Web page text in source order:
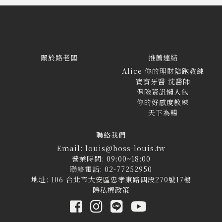
關於路老闆
推薦連結
Alice 你的理財陪跑教練
寶寶牙醫 沈醫師
保險資訊懶人包
你的好感度教練
天下為暢
聯絡我們
Email: louis@boss-louis.tw
營業時間: 09:00~18:00
聯絡電話: 02-77252950
地址: 106 台北市大安區忠孝東路四段270號17樓
隱私權政策